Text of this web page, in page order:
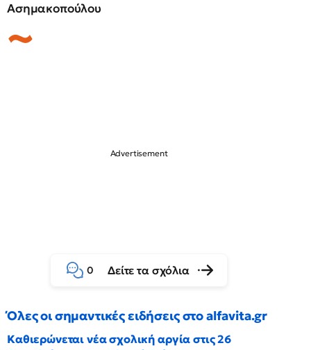
Ασημακοπούλου
0 Δείτε τα σχόλια
Όλες οι σημαντικές ειδήσεις στο alfavita.gr
Καθιερώνεται νέα σχολική αργία στις 26